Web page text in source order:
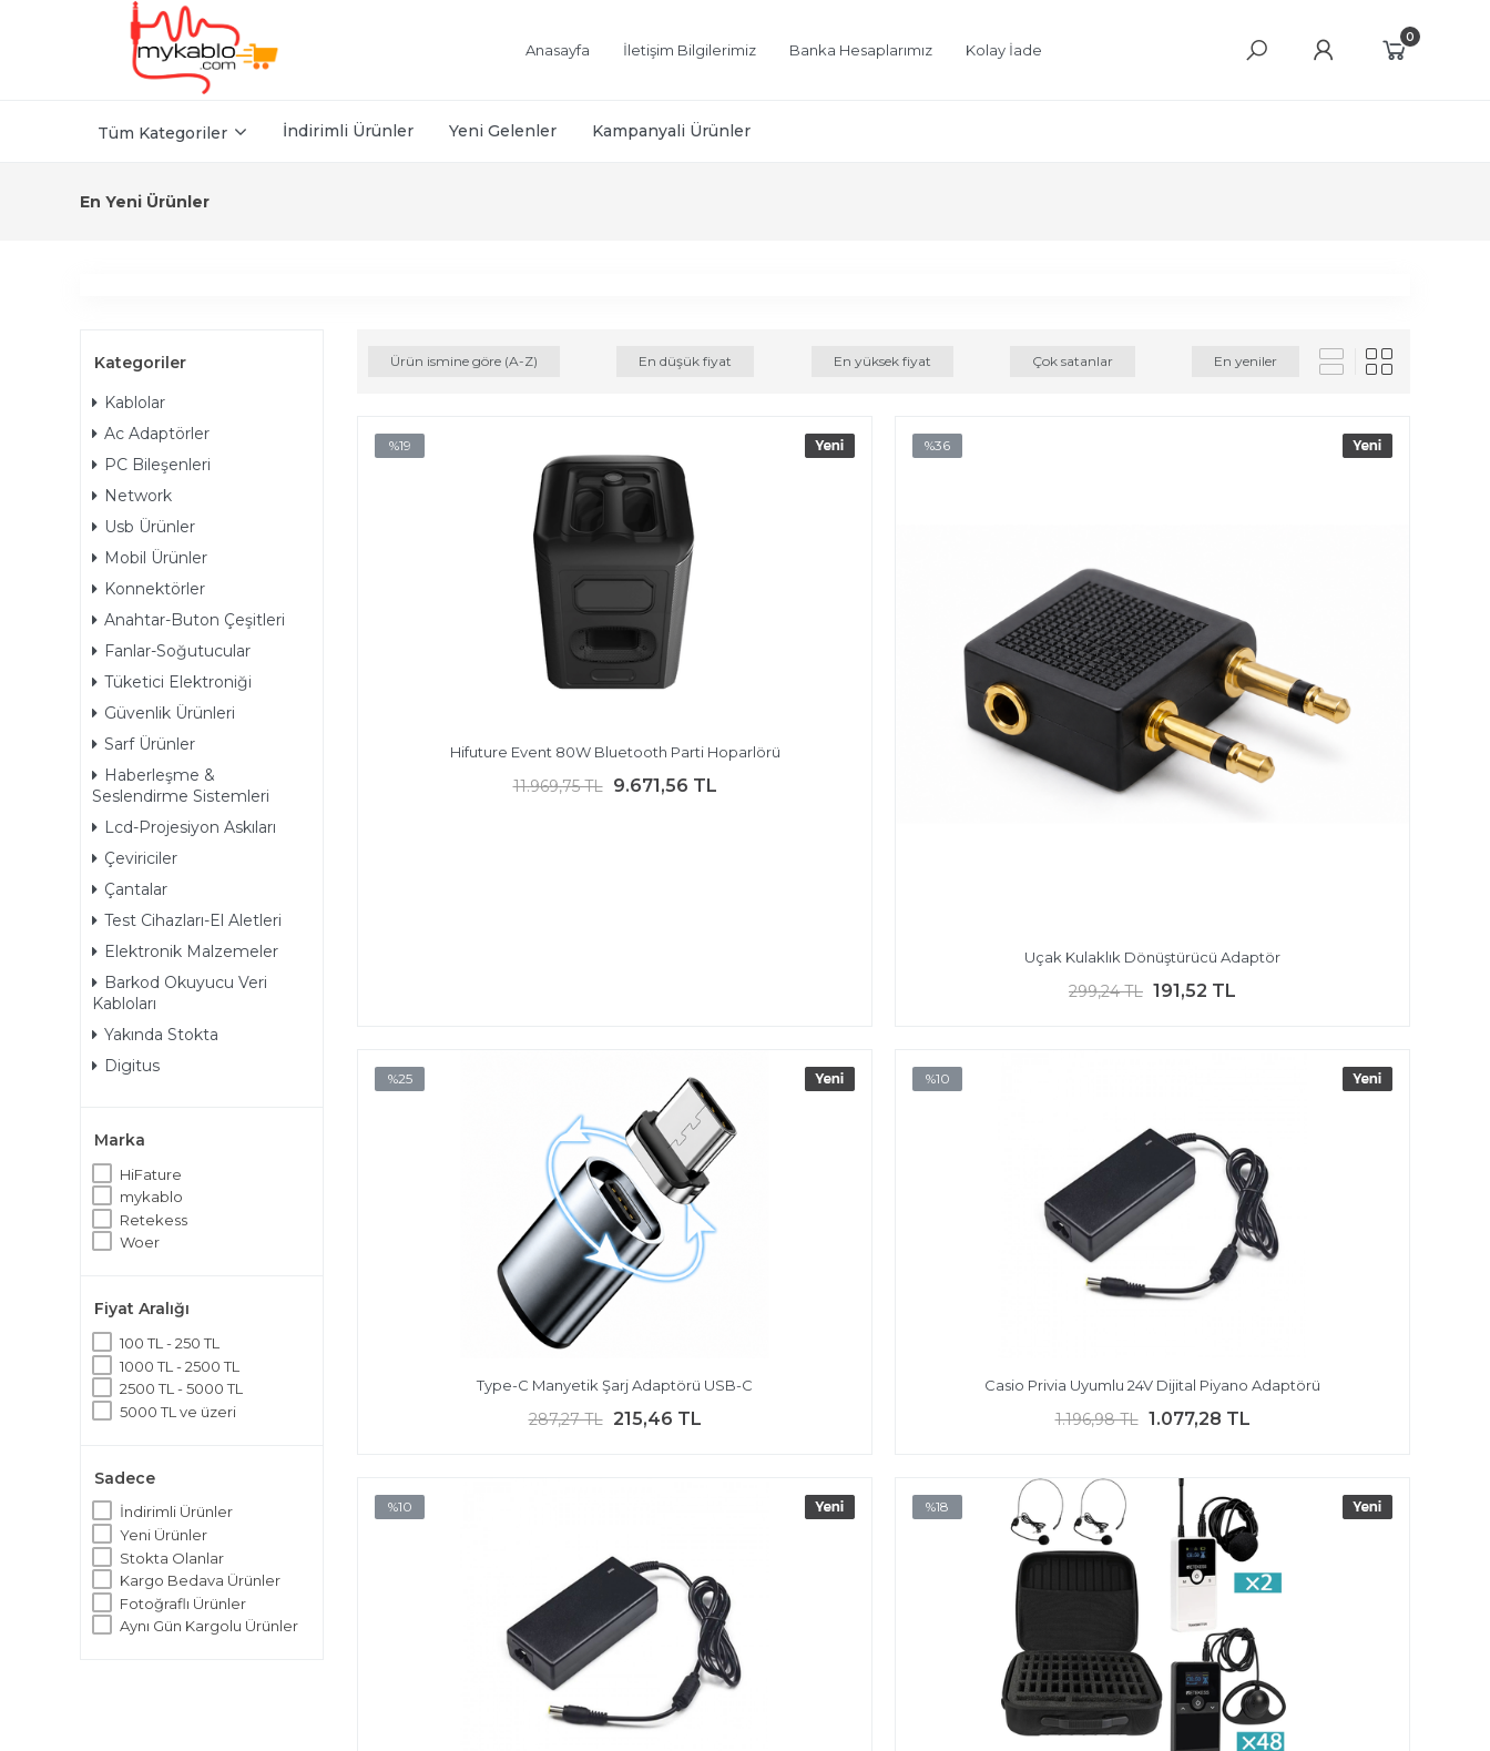
Anasayfa İletişim Bilgilerimiz Banka Hesaplarımız Kolay İade
0
Tüm Kategoriler İndirimli Ürünler Yeni Gelenler Kampanyali Ürünler
En Yeni Ürünler
Kategoriler
Kablolar
Ac Adaptörler
PC Bileşenleri
Network
Usb Ürünler
Mobil Ürünler
Konnektörler
Anahtar-Buton Çeşitleri
Fanlar-Soğutucular
Tüketici Elektroniği
Güvenlik Ürünleri
Sarf Ürünler
Haberleşme &
Seslendirme Sistemleri
Lcd-Projesiyon Askıları
Çeviriciler
Çantalar
Test Cihazları-El Aletleri
Elektronik Malzemeler
Barkod Okuyucu Veri
Kabloları
Yakında Stokta
Digitus
Marka
HiFature
mykablo
Retekess
Woer
Fiyat Aralığı
100 TL - 250 TL
1000 TL - 2500 TL
2500 TL - 5000 TL
5000 TL ve üzeri
Sadece
İndirimli Ürünler
Yeni Ürünler
Stokta Olanlar
Kargo Bedava Ürünler
Fotoğraflı Ürünler
Aynı Gün Kargolu Ürünler
Ürün ismine göre (A-Z) En düşük fiyat En yüksek fiyat Çok satanlar En yeniler
%19
Hifuture Event 80W Bluetooth Parti Hoparlörü
11.969,75 TL 9.671,56 TL
%36
Uçak Kulaklık Dönüştürücü Adaptör
299,24 TL 191,52 TL
%25
Type-C Manyetik Şarj Adaptörü USB-C
287,27 TL 215,46 TL
%10
Casio Privia Uyumlu 24V Dijital Piyano Adaptörü
1.196,98 TL 1.077,28 TL
%10 %18